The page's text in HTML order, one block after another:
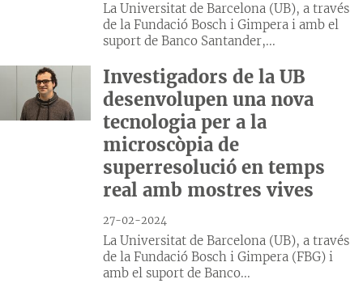
La Universitat de Barcelona (UB), a través
de la Fundació Bosch i Gimpera i amb el
suport de Banco Santander,...
Investigadors de la UB
desenvolupen una nova
tecnologia per a la
microscòpia de
superresolució en temps
real amb mostres vives
27-02-2024
La Universitat de Barcelona (UB), a través
de la Fundació Bosch i Gimpera (FBG) i
amb el suport de Banco...